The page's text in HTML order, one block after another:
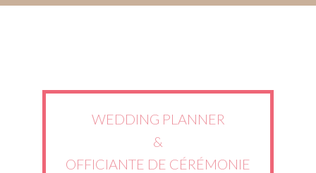
WEDDING PLANNER
&
OFFICIANTE DE CÉRÉMONIE